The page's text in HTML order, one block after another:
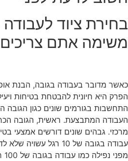
בחירת ציוד לעבודה
משימה אתם
כאשר מדובר בעבודה בגובה, הבנת
הפרק היא חיונית להבטחת בטיחות
התחשבות בגורמים שונים כגון
העבודה המתבצעת. ראשית, הגובה
מרכזי. גבהים שונים דורשים אמצעי
עבודה בגובה של 10 רגל